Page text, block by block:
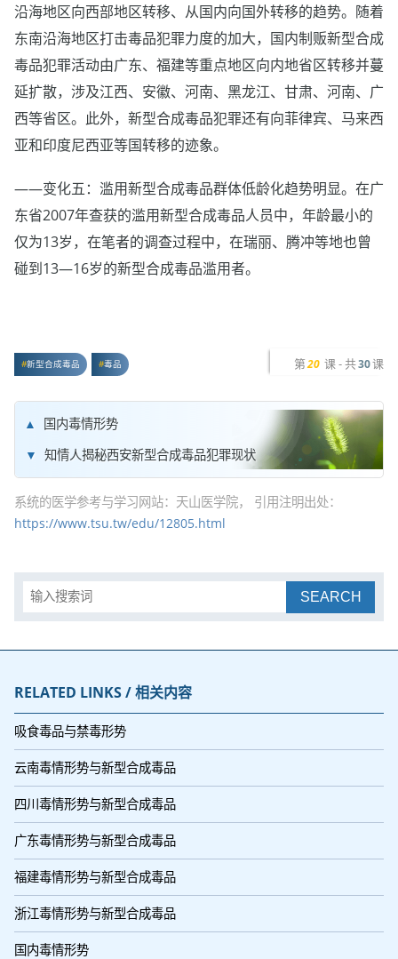
沿海地区向西部地区转移、从国内向国外转移的趋势。随着
东南沿海地区打击毒品犯罪力度的加大，国内制贩新型合成
毒品犯罪活动由广东、福建等重点地区向内地省区转移并蔓
延扩散，涉及江西、安徽、河南、黑龙江、甘肃、河南、广
西等省区。此外，新型合成毒品犯罪还有向菲律宾、马来西
亚和印度尼西亚等国转移的迹象。
——变化五：滥用新型合成毒品群体低龄化趋势明显。在广
东省2007年查获的滥用新型合成毒品人员中，年龄最小的
仅为13岁，在笔者的调查过程中，在瑞丽、腾冲等地也曾
碰到13—16岁的新型合成毒品滥用者。
新型合成毒品 毒品 第 20 课 - 共30课
国内毒情形势
知情人揭秘西安新型合成毒品犯罪现状
系统的医学参考与学习网站：天山医学院， 引用注明出处：
https://www.tsu.tw/edu/12805.html
SEARCH
RELATED LINKS / 相关内容
吸食毒品与禁毒形势
云南毒情形势与新型合成毒品
四川毒情形势与新型合成毒品
广东毒情形势与新型合成毒品
福建毒情形势与新型合成毒品
浙江毒情形势与新型合成毒品
国内毒情形势